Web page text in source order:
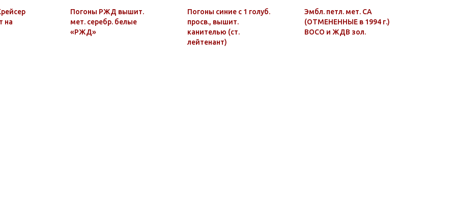
на
Погоны РЖД вышит.
мет. серебр. белые
«РЖД»
Погоны синие с 1 голуб.
просв., вышит.
канителью (ст.
лейтенант)
Эмбл. петл. мет. СА
(ОТМЕНЕННЫЕ в 1994 г.)
ВОСО и ЖДВ зол.